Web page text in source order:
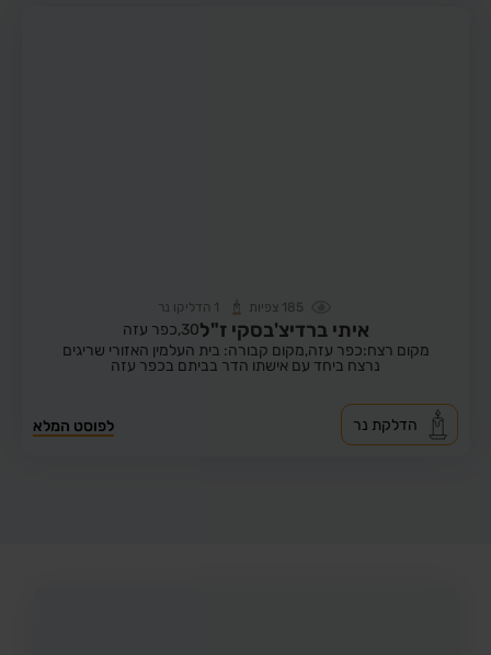
185 צפיות 1 הדליקו נר
איתי ברדיצ'בסקי ז"ל30, כפר עזה
מקום רצח:כפר עזה,מקום קבורה: בית העלמין האזורי שריגים
נרצח ביחד עם אישתו הדר בביתם בכפר עזה
לפוסט המלא הדלקת נר